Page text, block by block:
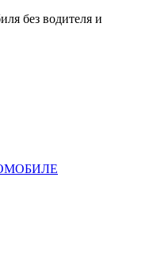
без водителя и